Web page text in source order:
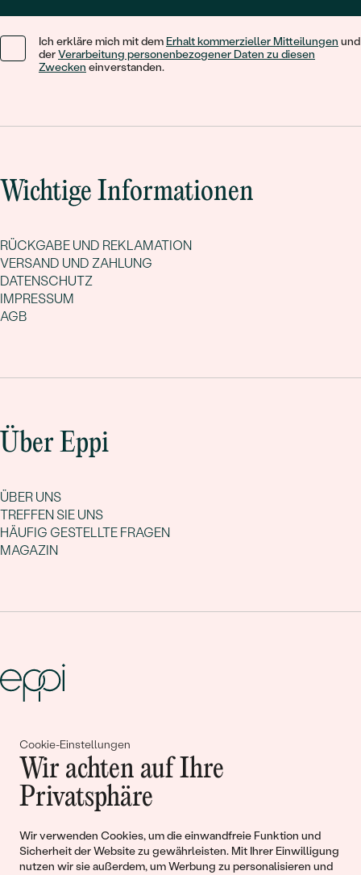
Cookie-Einstellungen
Wir achten auf Ihre
Privatsphäre
Wir verwenden Cookies, um die einwandfreie Funktion und
Sicherheit der Website zu gewährleisten. Mit Ihrer Einwilligung
nutzen wir sie außerdem, um Werbung zu personalisieren und
Ich erkläre mich mit dem Erhalt kommerzieller Mitteilungen und
derVerarbeitung personenbezogener Daten zu diesen
Zwecken einverstanden.
Wichtige Informationen
RÜCKGABE UND REKLAMATION
VERSAND UND ZAHLUNG
DATENSCHUTZ
IMPRESSUM
AGB
Über Eppi
ÜBER UNS
TREFFEN SIE UNS
HÄUFIG GESTELLTE FRAGEN
MAGAZIN
Gemeinsam erschaffen wir
Geschichten von Schönheit und
Liebe
Begleiten Sie uns!